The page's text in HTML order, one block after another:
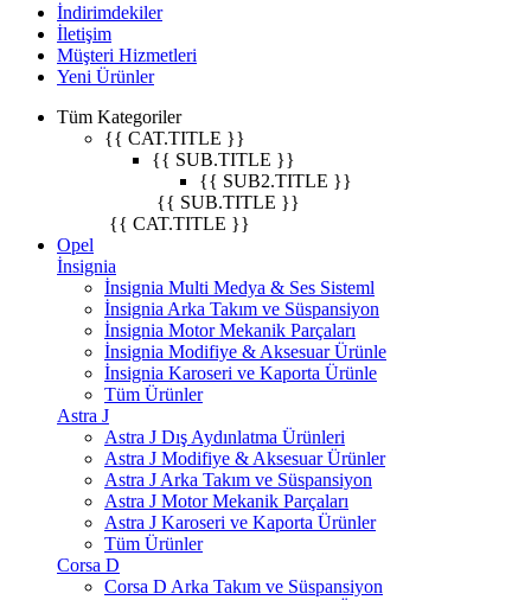
İndirimdekiler
İletişim
Müşteri Hizmetleri
Yeni Ürünler
Tüm Kategoriler
{{ CAT.TITLE }}
{{ SUB.TITLE }}
{{ SUB2.TITLE }}
{{ SUB.TITLE }}
{{ CAT.TITLE }}
Opel
İnsignia
İnsignia Multi Medya & Ses Sisteml
İnsignia Arka Takım ve Süspansiyon
İnsignia Motor Mekanik Parçaları
İnsignia Modifiye & Aksesuar Ürünle
İnsignia Karoseri ve Kaporta Ürünle
Tüm Ürünler
Astra J
Astra J Dış Aydınlatma Ürünleri
Astra J Modifiye & Aksesuar Ürünler
Astra J Arka Takım ve Süspansiyon
Astra J Motor Mekanik Parçaları
Astra J Karoseri ve Kaporta Ürünler
Tüm Ürünler
Corsa D
Corsa D Arka Takım ve Süspansiyon